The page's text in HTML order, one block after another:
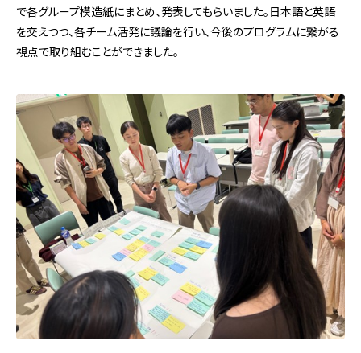
で各グループ模造紙にまとめ、発表してもらいました。日本語と英語
を交えつつ、各チーム活発に議論を行い、今後のプログラムに繋がる
視点で取り組むことができました。